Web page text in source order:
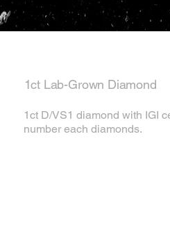
1ct Lab-Grown Diamond
1ct D/VS1 diamond with IGI
number each diamonds.